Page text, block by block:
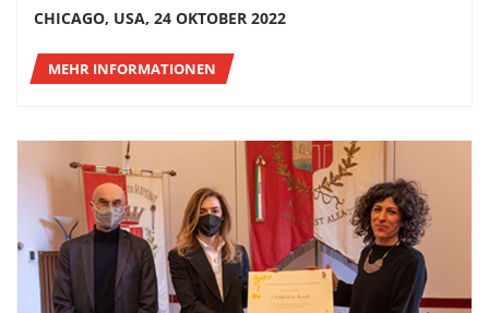
CHICAGO, USA, 24 OKTOBER 2022
MEHR INFORMATIONEN